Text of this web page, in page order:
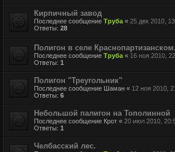
Кирпичный завод
Последнее сообщение Труба« 25 дек 2010,
Ответы: 28
Полигон в селе Краснопартизанском.
Последнее сообщение Труба « 16 ноя 2010,
Ответы: 1
Полигон "Треугольник"
Последнее сообщение Шаман « 12 ноя 2010,
Ответы: 6
Небольшой палигон на Тополинной
Последнее сообщение Крот « 20 июл 2010,
Ответы: 1
Челбасский лес.